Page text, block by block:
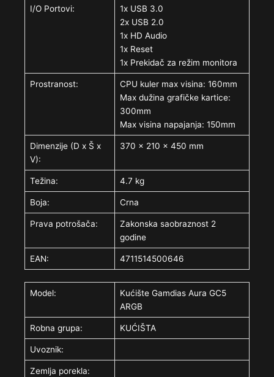
I/O Portovi:
1x USB 3.0
2x USB 2.0
1x HD Audio
1x Reset
1x Prekidač za režim monitora
Prostranost:
CPU kuler max visina: 160mm
Max dužina grafičke kartice:
300mm
Max visina napajanja: 150mm
Dimenzije (D x Š x
V):
370 x 210 x 450 mm
Težina: 4.7 kg
Boja: Crna
Prava potrošača:
Zakonska saobraznost 2
godine
EAN: 4711514500646
Model:
Kućište Gamdias Aura GC5
ARGB
Robna grupa: KUĆIŠTA
Uvoznik:
Zemlja porekla: